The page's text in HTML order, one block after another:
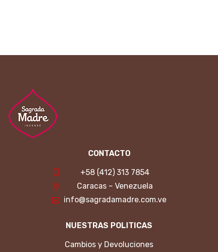
CONTACTO
+58 (412) 313 7854
Caracas – Venezuela
info@sagradamadre.com.ve
NUESTRAS POLITICAS
Cambios y Devoluciones